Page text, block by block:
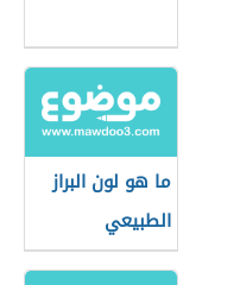
ما هو لون البراز
الطبيعي